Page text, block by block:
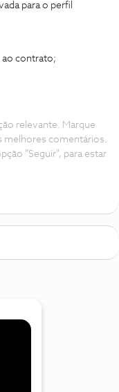
para o perfil
ao contrato;
relevante. Marque
melhores comentários.
"Seguir", para estar